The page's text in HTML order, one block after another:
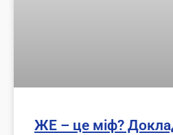
ЖЕ – це міф?